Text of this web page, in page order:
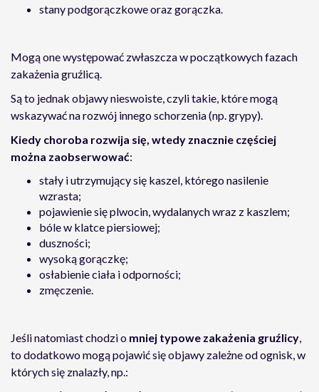
stany podgorączkowe oraz gorączka.
Mogą one występować zwłaszcza w początkowych fazach
zakażenia gruźlicą.
Są to jednak objawy nieswoiste, czyli takie, które mogą
wskazywać na rozwój innego schorzenia (np. grypy).
Kiedy choroba rozwija się, wtedy znacznie częściej
można zaobserwować:
stały i utrzymujący się kaszel, którego nasilenie
wzrasta;
pojawienie się plwocin, wydalanych wraz z kaszlem;
bóle w klatce piersiowej;
duszności;
wysoką gorączkę;
osłabienie ciała i odporności;
zmęczenie.
Jeśli natomiast chodzi o mniej typowe zakażenia gruźlicy,
to dodatkowo mogą pojawić się objawy zależne od ognisk, w
których się znalazły, np.: